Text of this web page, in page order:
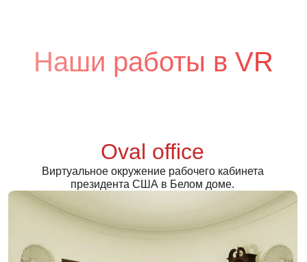
Наши работы в VR
Oval office
Виртуальное окружение рабочего кабинета
президента США в Белом доме.